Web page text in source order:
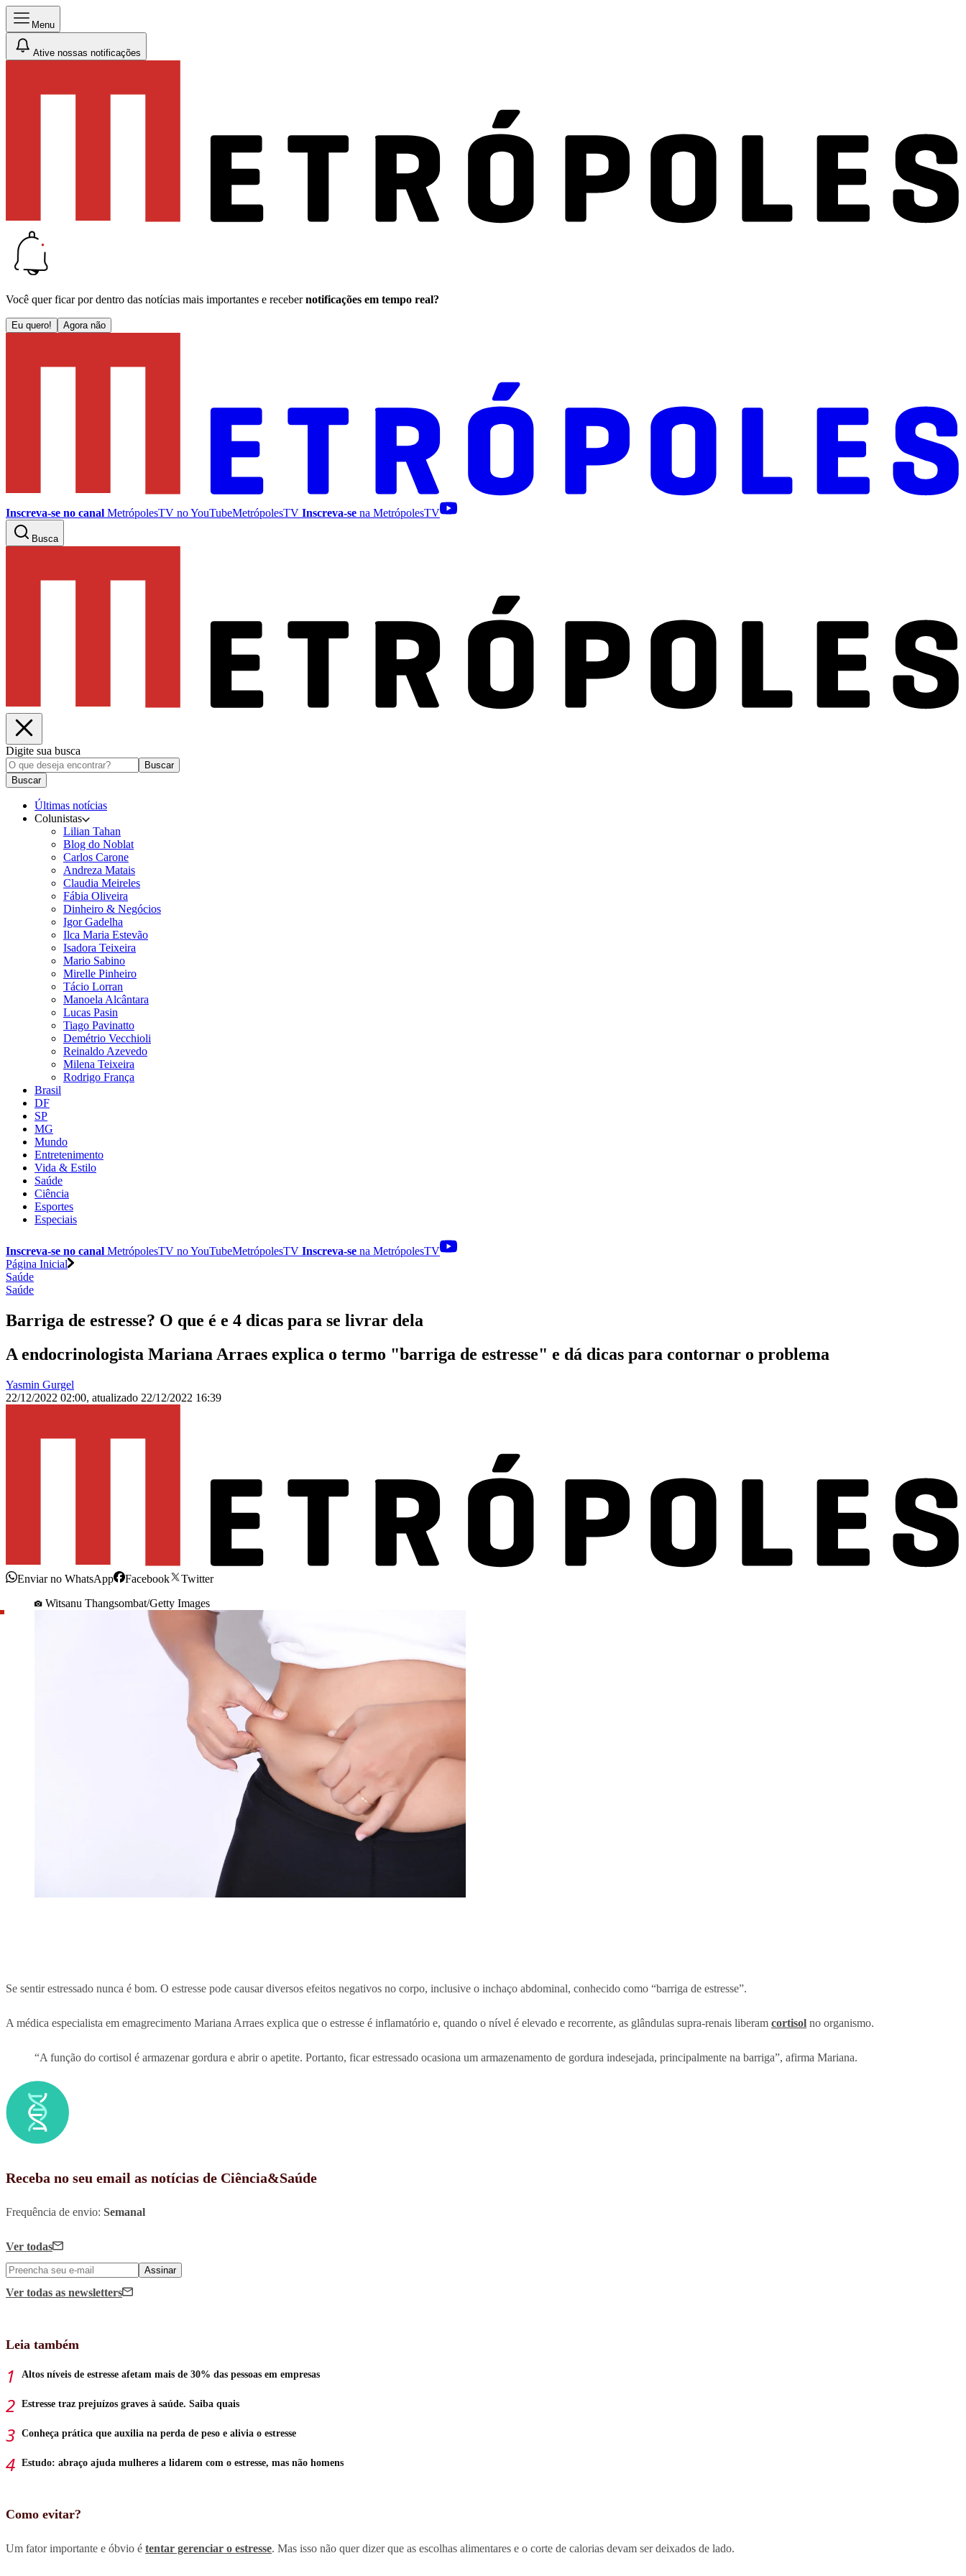
Menu
Ative nossas notificações
Você quer ficar por dentro das notícias mais importantes e receber notificações em tempo real?
Eu quero! Agora não
Inscreva-se no canal MetrópolesTV noYouTubeMetrópolesTV Inscreva-se na MetrópolesTV
Busca
Digite sua busca
Buscar
Buscar
Últimas notícias
Colunistas
Lilian Tahan
Blog do Noblat
Carlos Carone
Andreza Matais
Claudia Meireles
Fábia Oliveira
Dinheiro & Negócios
Igor Gadelha
Ilca Maria Estevão
Isadora Teixeira
Mario Sabino
Mirelle Pinheiro
Tácio Lorran
Manoela Alcântara
Lucas Pasin
Tiago Pavinatto
Demétrio Vecchioli
Reinaldo Azevedo
Milena Teixeira
Rodrigo França
Brasil
DF
SP
MG
Mundo
Entretenimento
Vida & Estilo
Saúde
Ciência
Esportes
Especiais
Inscreva-se no canal MetrópolesTV noYouTubeMetrópolesTV Inscreva-se na MetrópolesTV
Página Inicial
Saúde
Saúde
Barriga de estresse? O que é e 4 dicas para se livrar dela
A endocrinologista Mariana Arraes explica o termo "barriga de estresse" e dá dicas para contornar o problema
Yasmin Gurgel
22/12/2022 02:00, atualizado 22/12/2022 16:39
Enviar no WhatsApp Facebook
Twitter
Witsanu Thangsombat/Getty Images
Se sentir estressado nunca é bom. O estresse pode causar diversos efeitos negativos no corpo, inclusive o inchaço abdominal, conhecido como “barriga de estresse”.
A médica especialista em emagrecimento Mariana Arraes explica que o estresse é inflamatório e, quando o nível é elevado e recorrente, as glândulas supra-renais liberam cortisol no organismo.
“A função do cortisol é armazenar gordura e abrir o apetite. Portanto, ficar estressado ocasiona um armazenamento de gordura indesejada, principalmente na barriga”, afirma Mariana.
Receba no seu email as notícias de Ciência&Saúde
Frequência de envio: Semanal
Ver todas
Assinar
Ver todas as newsletters
Leia também
Altos níveis de estresse afetam mais de 30% das pessoas em empresas
Estresse traz prejuízos graves à saúde. Saiba quais
Conheça prática que auxilia na perda de peso e alivia o estresse
Estudo: abraço ajuda mulheres a lidarem com o estresse, mas não homens
Como evitar?
Um fator importante e óbvio é tentar gerenciar o estresse. Mas isso não quer dizer que as escolhas alimentares e o corte de calorias devam ser deixados de lado.